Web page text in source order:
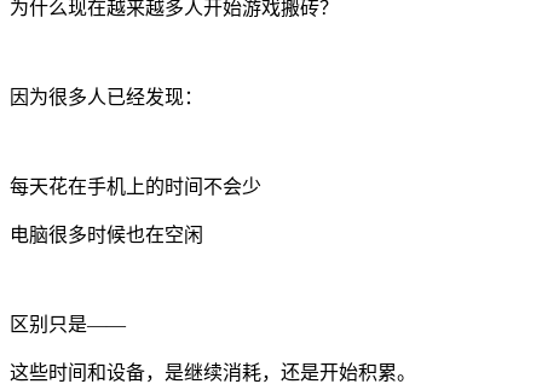
为什么现在越来越多人开始游戏搬砖？
因为很多人已经发现：
每天花在手机上的时间不会少
电脑很多时候也在空闲
区别只是——
这些时间和设备，是继续消耗，还是开始积累。